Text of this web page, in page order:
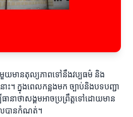
មួយមានតុល្យភាពទៅនឹងវប្បធម៌ និង
ះ។ ក្នុងពេលកន្លងមក ច្បាប់និងបទបញ្ជា
ធានាថាសង្គមអាចប្រព្រឹត្តទៅដោយមាន
ែលបានកំណត់។